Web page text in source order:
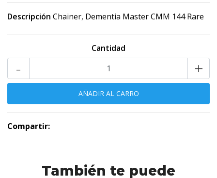
Descripción Chainer, Dementia Master CMM 144 Rare
Cantidad
+
-
Compartir:
También te puede